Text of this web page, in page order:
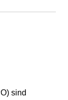
sind